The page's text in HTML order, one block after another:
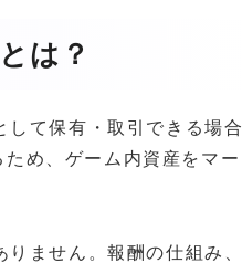
は？
て保有・取引できる場合
め、ゲーム内資産をマー
ません。報酬の仕組み、